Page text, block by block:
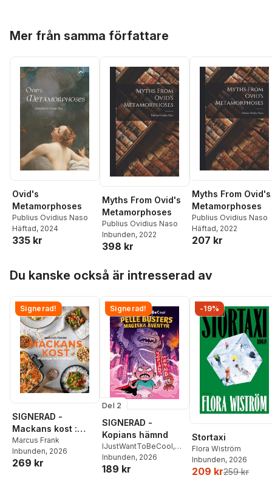
Mer från samma författare
Ovid's
Metamorphoses
Publius Ovidius Naso
Häftad, 2024
335 kr
Myths From Ovid's
Metamorphoses
Publius Ovidius Naso
Inbunden, 2022
398 kr
Myths From Ovid's
Metamorphoses
Publius Ovidius Naso
Häftad, 2022
207 kr
Du kanske också är intresserad av
Signerad!
SIGNERAD -
Mackans kost :
Middagar och
matlådor
Marcus Frank
Inbunden, 2026
269 kr
Signerad!
Del 2
SIGNERAD -
Kopians hämnd
IJustWantToBeCool,
Joel Adolphson
Ejdemo Beer
Inbunden, 2026
189 kr
-19%
Stortaxi
Flora Wiström
Inbunden, 2026
209 kr259 kr